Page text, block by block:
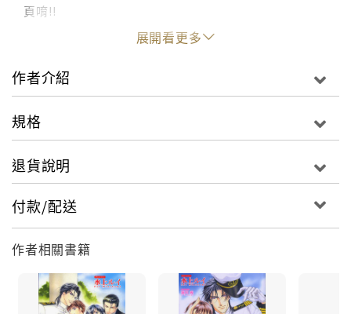
頁唷!!
展開看更多
作者介紹
規格
退貨說明
付款/配送
作者相關書籍